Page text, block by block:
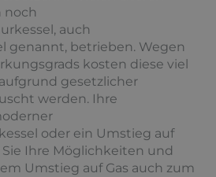
noch
auch
genannt, betrieben. Wegen
kosten diese viel
gesetzlicher
werden. Ihre
oder ein Umstieg auf
Sie Ihre Möglichkeiten und
Umstieg auf Gas auch zum